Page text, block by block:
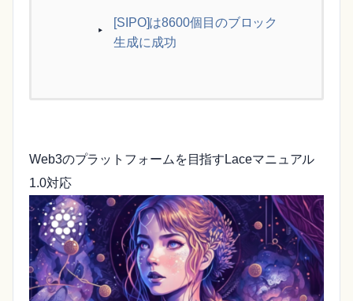
[SIPO]は8600個目のブロック
生成に成功
Web3のプラットフォームを目指すLaceマニュアル
1.0対応